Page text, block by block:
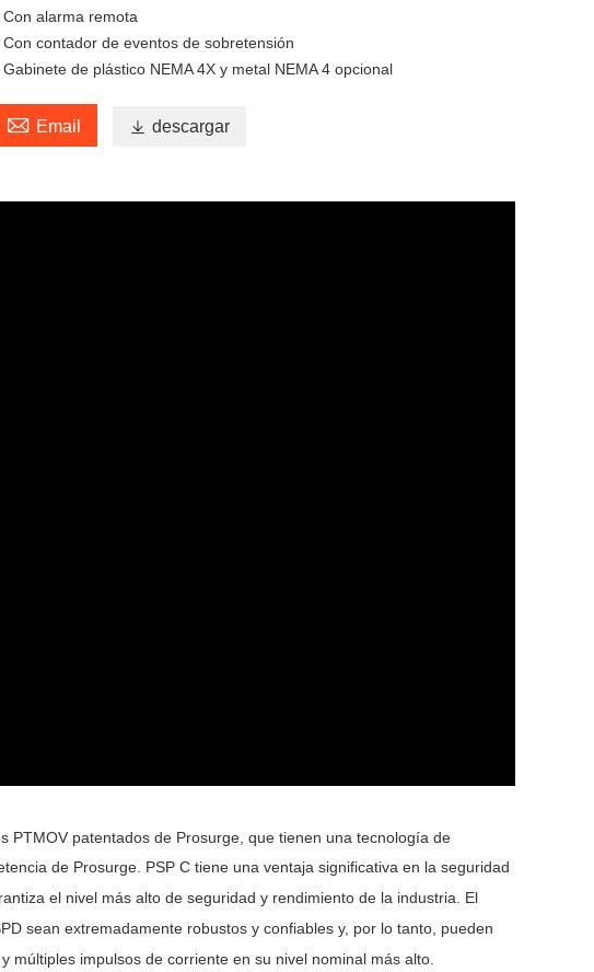
Con alarma remota
Con contador de eventos de sobretensión
Gabinete de plástico NEMA 4X y metal NEMA 4 opcional
 Email  descargar
PTMOV patentados de Prosurge, que tienen una tecnología de
de Prosurge. PSP C tiene una ventaja significativa en la seguridad
el nivel más alto de seguridad y rendimiento de la industria. El
sean extremadamente robustos y confiables y, por lo tanto, pueden
múltiples impulsos de corriente en su nivel nominal más alto.